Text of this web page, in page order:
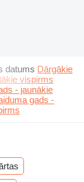
datums Dārgākie
vispirms
- jaunākie
gads -